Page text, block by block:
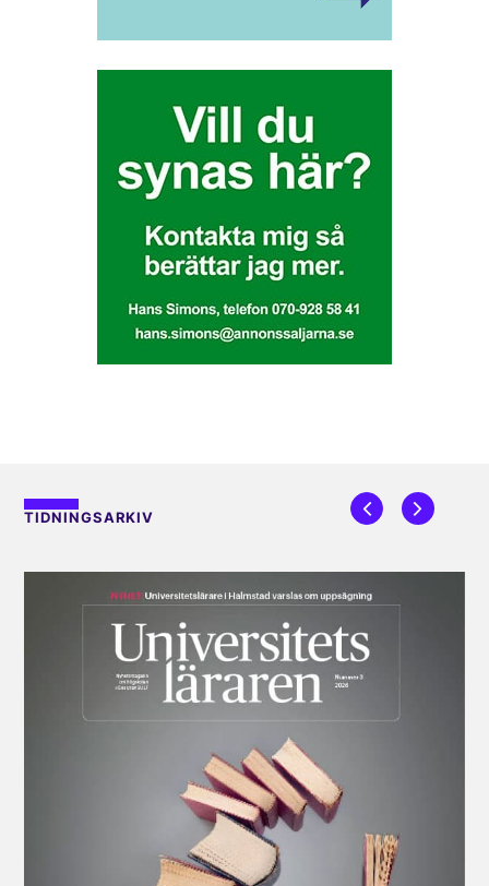
TIDNINGSARKIV